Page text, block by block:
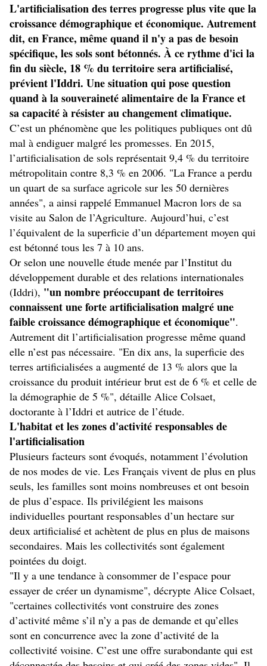
L'artificialisation des terres progresse plus vite que la
croissance démographique et économique. Autrement
dit, en France, même quand il n'y a pas de besoin
spécifique, les sols sont bétonnés. À ce rythme d'ici la
fin du siècle, 18 % du territoire sera artificialisé,
prévient l'Iddri. Une situation qui pose question
quand à la souveraineté alimentaire de la France et
sa capacité à résister au changement climatique.
C’est un phénomène que les politiques publiques ont dû
mal à endiguer malgré les promesses. En 2015,
l’artificialisation de sols représentait 9,4 % du territoire
métropolitain contre 8,3 % en 2006. "La France a perdu
un quart de sa surface agricole sur les 50 dernières
années", a ainsi rappelé Emmanuel Macron lors de sa
visite au Salon de l’Agriculture. Aujourd’hui, c’est
l’équivalent de la superficie d’un département moyen qui
est bétonné tous les 7 à 10 ans.
Or selon une nouvelle étude menée par l’Institut du
développement durable et des relations internationales
(Iddri), "un nombre préoccupant de territoires
connaissent une forte artificialisation malgré une
faible croissance démographique et économique".
Autrement dit l’artificialisation progresse même quand
elle n’est pas nécessaire. "En dix ans, la superficie des
terres artificialisées a augmenté de 13 % alors que la
croissance du produit intérieur brut est de 6 % et celle de
la démographie de 5 %", détaille Alice Colsaet,
doctorante à l’Iddri et autrice de l’étude.
L'habitat et les zones d'activité responsables de
l'artificialisation
Plusieurs facteurs sont évoqués, notamment l’évolution
de nos modes de vie. Les Français vivent de plus en plus
seuls, les familles sont moins nombreuses et ont besoin
de plus d’espace. Ils privilégient les maisons
individuelles pourtant responsables d’un hectare sur
deux artificialisé et achètent de plus en plus de maisons
secondaires. Mais les collectivités sont également
pointées du doigt.
"Il y a une tendance à consommer de l’espace pour
essayer de créer un dynamisme", décrypte Alice Colsaet,
"certaines collectivités vont construire des zones
d’activité même s’il n’y a pas de demande et qu’elles
sont en concurrence avec la zone d’activité de la
collectivité voisine. C’est une offre surabondante qui est